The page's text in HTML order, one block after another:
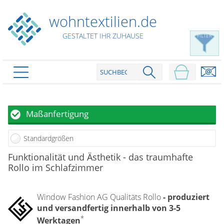
PRODUKTE
Plissee
Wabenplissees
Verdunklungsplissees
Outdoor-Plissees
gemusterte Plissees
Rollo
Rollos nach Maß
Rollos in Standardgrößen
Doppelrollo
Klemmrollo
Dachfenster Rollo
Raffrollo Maß
Faltrollo / Raffgardinen
Flächenvorhang
Flächenvorhang nach Maß
Scheibengardinen
wohntextilien.de
GESTALTET IHR ZUHAUSE
Maßanfertigung
Standardgrößen
FILTER
Funktionalität und Ästhetik - das traumhafte
Rollo im Schlafzimmer
Window Fashion AG Qualitäts Rollo- produziert
und versandfertig innerhalb von 3-5
Werktagen*